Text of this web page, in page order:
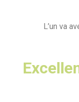
L’un va